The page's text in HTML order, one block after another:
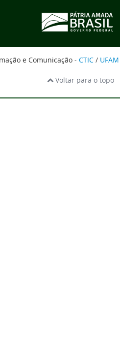
e Comunicação - CTIC / UFAM
Voltar para o topo